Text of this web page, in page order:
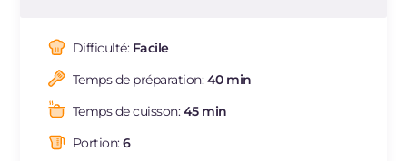
Dont sucres
Protéine
Graisses
Fibre
Difficulté: Facile
Temps de préparation:40 min
Temps de cuisson:45 min
Portion:6